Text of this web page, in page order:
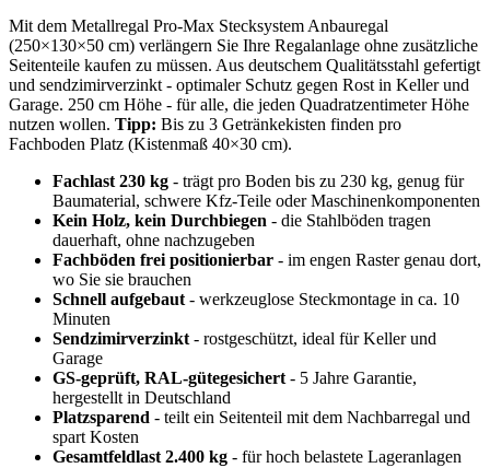
Mit dem Metallregal Pro-Max Stecksystem Anbauregal
(250×130×50 cm) verlängern Sie Ihre Regalanlage ohne zusätzliche
Seitenteile kaufen zu müssen. Aus deutschem Qualitätsstahl gefertigt
und sendzimirverzinkt - optimaler Schutz gegen Rost in Keller und
Garage. 250 cm Höhe - für alle, die jeden Quadratzentimeter Höhe
nutzen wollen. Tipp: Bis zu 3 Getränkekisten finden pro
Fachboden Platz (Kistenmaß 40×30 cm).
Fachlast 230 kg - trägt pro Boden bis zu 230 kg, genug für
Baumaterial, schwere Kfz-Teile oder Maschinenkomponenten
Kein Holz, kein Durchbiegen - die Stahlböden tragen
dauerhaft, ohne nachzugeben
Fachböden frei positionierbar - im engen Raster genau dort,
wo Sie sie brauchen
Schnell aufgebaut- werkzeuglose Steckmontage in ca. 10
Minuten
Sendzimirverzinkt- rostgeschützt, ideal für Keller und
Garage
GS-geprüft, RAL-gütegesichert- 5 Jahre Garantie,
hergestellt in Deutschland
Platzsparend - teilt ein Seitenteil mit dem Nachbarregal und
spart Kosten
Gesamtfeldlast 2.400 kg - für hoch belastete Lageranlagen